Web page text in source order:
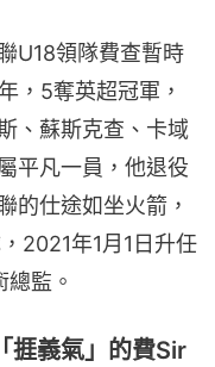
U18領隊費查暫時
，5奪英超冠軍，
、蘇斯克查、卡域
平凡一員，他退役
的仕途如坐火箭，
2021年1月1日升任
監。
義氣」的費Sir